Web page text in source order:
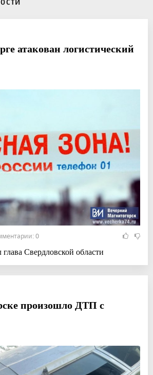
атакован логистический
0
глава Свердловской области
произошло ДТП с